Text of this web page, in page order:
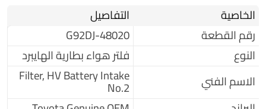
الخاصية
التفاصيل
رقم القطعة
G92DJ-48020
النوع
فلتر هواء بطارية الهايبرد
الاسم الفني
Filter, HV Battery Intake
No.2